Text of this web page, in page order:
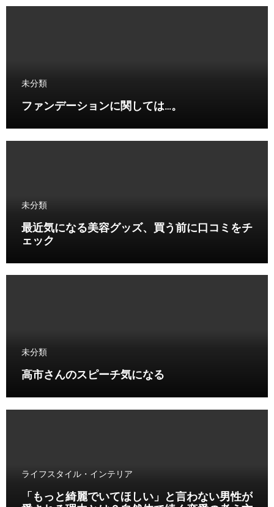
未分類
ファンデーションに関しては…。
未分類
最近気になる美容グッズ、買う前に口コミをチ
ェック
未分類
高市さんのスピーチ気になる
ライフスタイル・インテリア
「もっと綺麗でいてほしい」と言わない男性が